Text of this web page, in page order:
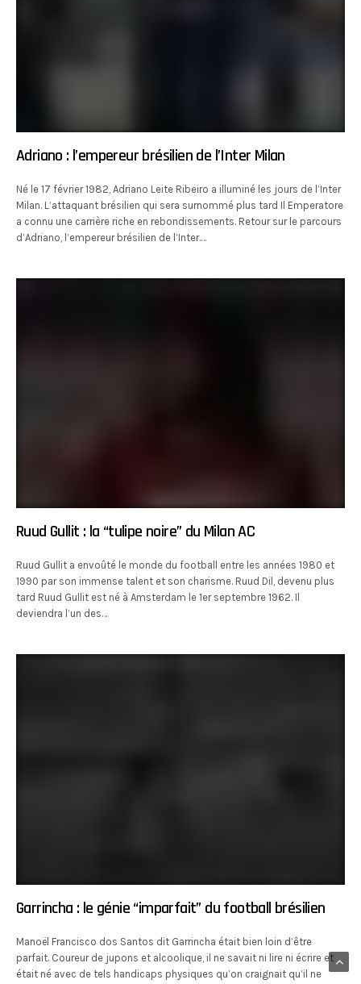
Adriano : l’empereur brésilien de l’Inter Milan
Né le 17 février 1982, Adriano Leite Ribeiro a illuminé les jours de l’Inter
Milan. L’attaquant brésilien qui sera surnommé plus tard Il Emperatore
a connu une carrière riche en rebondissements. Retour sur le parcours
d’Adriano, l’empereur brésilien de l’Inter.…
Ruud Gullit : la “tulipe noire” du Milan AC
Ruud Gullit a envoûté le monde du football entre les années 1980 et
1990 par son immense talent et son charisme. Ruud Dil, devenu plus
tard Ruud Gullit est né à Amsterdam le 1er septembre 1962. Il
deviendra l’un des…
Garrincha : le génie “imparfait” du football brésilien
Manoël Francisco dos Santos dit Garrincha était bien loin d’être
parfait. Coureur de jupons et alcoolique, il ne savait ni lire ni écrire et
était né avec de tels handicaps physiques qu’on craignait qu’il ne